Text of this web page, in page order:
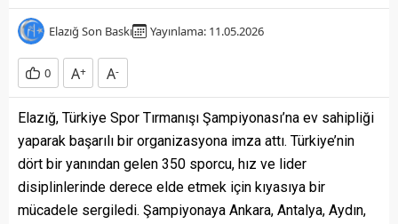
Elazığ Son Baskı Yayınlama: 11.05.2026
0 A+ A-
Elazığ, Türkiye Spor Tırmanışı Şampiyonası’na ev sahipliği
yaparak başarılı bir organizasyona imza attı. Türkiye’nin
dört bir yanından gelen 350 sporcu, hız ve lider
disiplinlerinde derece elde etmek için kıyasıya bir
mücadele sergiledi. Şampiyonaya Ankara, Antalya, Aydın,